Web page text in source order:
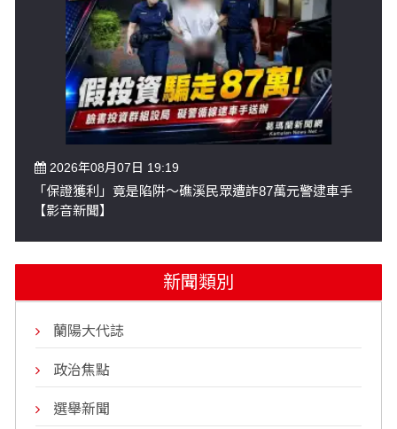
2026年08月07日 19:19
「保證獲利」竟是陷阱～礁溪民眾遭詐87萬元警逮車手
【影音新聞】
新聞類別
蘭陽大代誌
政治焦點
選舉新聞